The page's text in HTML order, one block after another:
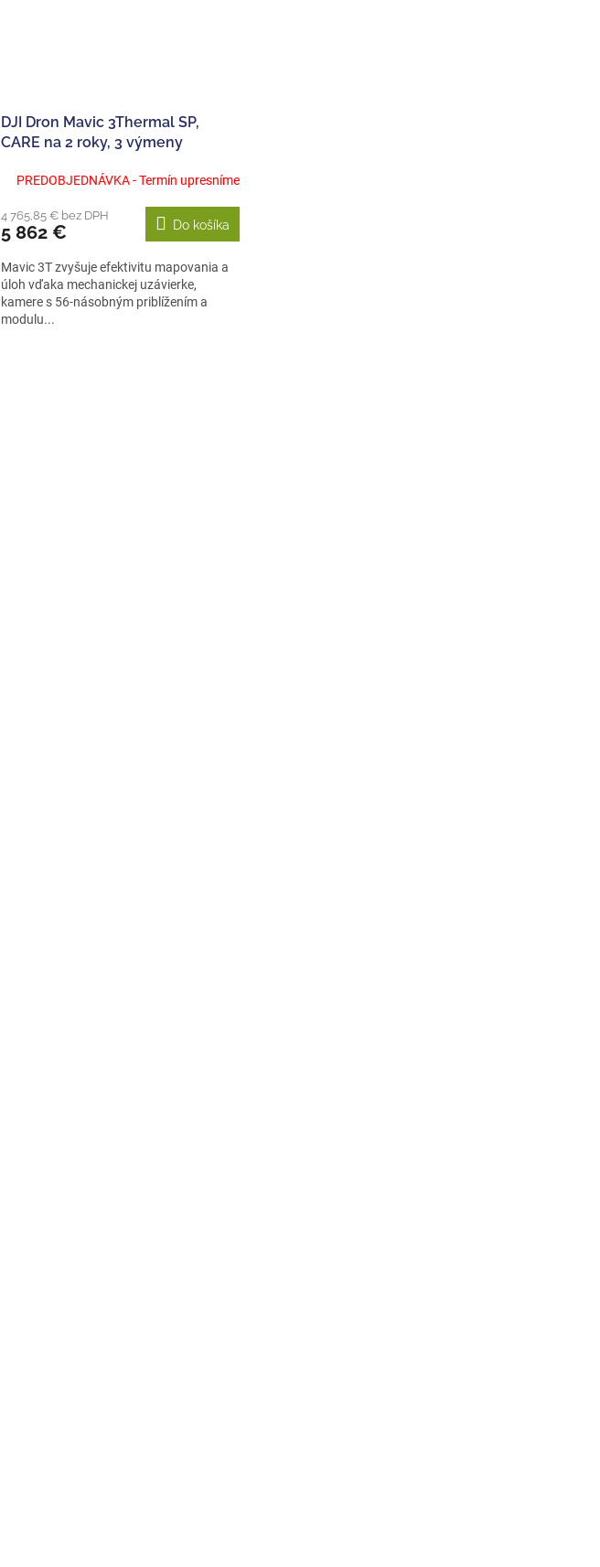
DJI Dron Mavic 3Thermal SP,
CARE na 2 roky, 3 výmeny
PREDOBJEDNÁVKA - Termín upresníme
4 765,85 € bez DPH
5 862 € Do košíka
Mavic 3T zvyšuje efektivitu mapovania a
úloh vďaka mechanickej uzávierke,
kamere s 56-násobným priblížením a
modulu...